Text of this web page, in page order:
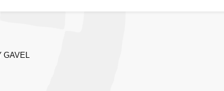
GAVEL